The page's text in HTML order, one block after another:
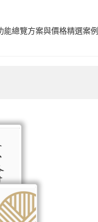
能總覽方案與價格精選案例